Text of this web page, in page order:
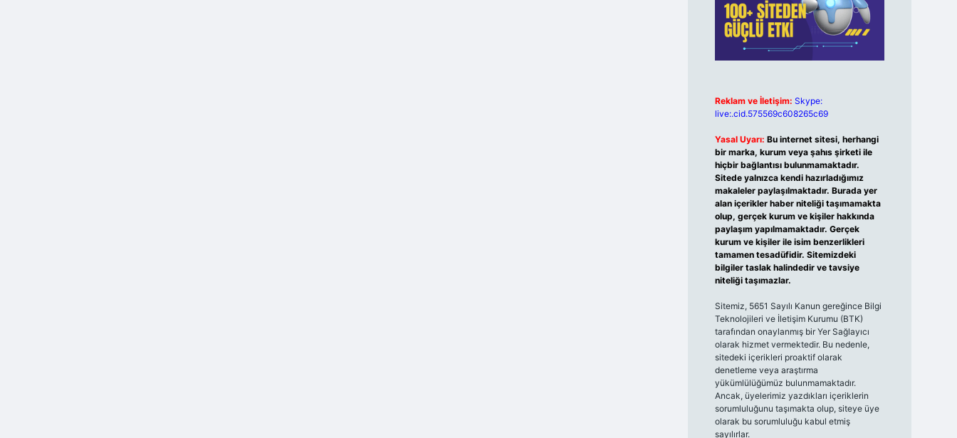
Reklam ve İletişim: Skype:
live:.cid.575569c608265c69
Yasal Uyarı: Bu internet sitesi, herhangi
bir marka, kurum veya şahıs şirketi ile
hiçbir bağlantısı bulunmamaktadır.
Sitede yalnızca kendi hazırladığımız
makaleler paylaşılmaktadır. Burada yer
alan içerikler haber niteliği taşımamakta
olup, gerçek kurum ve kişiler hakkında
paylaşım yapılmamaktadır. Gerçek
kurum ve kişiler ile isim benzerlikleri
tamamen tesadüfidir. Sitemizdeki
bilgiler taslak halindedir ve tavsiye
niteliği taşımazlar.
Sitemiz, 5651 Sayılı Kanun gereğince Bilgi
Teknolojileri ve İletişim Kurumu (BTK)
tarafından onaylanmış bir Yer Sağlayıcı
olarak hizmet vermektedir. Bu nedenle,
sitedeki içerikleri proaktif olarak
denetleme veya araştırma
yükümlülüğümüz bulunmamaktadır.
Ancak, üyelerimiz yazdıkları içeriklerin
sorumluluğunu taşımakta olup, siteye üye
olarak bu sorumluluğu kabul etmiş
sayılırlar.